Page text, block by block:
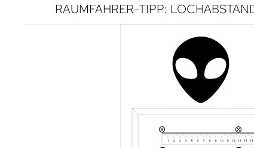
RAUMFAHRER-TIPP: